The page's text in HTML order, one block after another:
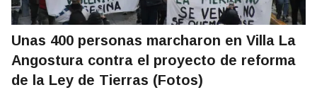
Unas 400 personas marcharon en Villa La
Angostura contra el proyecto de reforma
de la Ley de Tierras (Fotos)